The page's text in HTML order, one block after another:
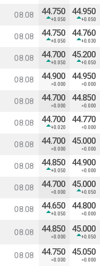
08.08 44.750
+0.050
44.950
+0.050
08.08 44.750
+0.050
44.760
+0.030
08.08 44.700
+0.050
45.200
+0.050
08.08 44.900
=0.000
44.950
=0.000
08.08 44.700
=0.000
44.850
=0.000
08.08 44.700
+0.020
44.770
=0.000
08.08 44.700
=0.000
45.000
=0.000
08.08 44.850
+0.050
44.900
=0.000
08.08 44.700
=0.000
45.000
+0.050
08.08 44.650
+0.050
44.800
=0.000
08.08 44.850
=0.000
45.000
+0.050
08.08 44.750
=0.000
45.050
=0.000